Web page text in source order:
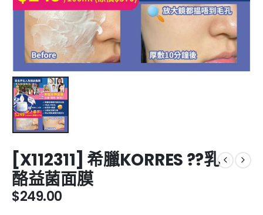
[X112311] 希臘KORRES ??乳
酪益菌面膜
$249.00